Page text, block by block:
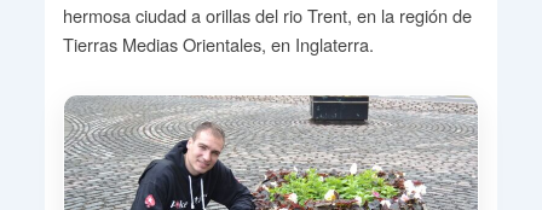
hermosa ciudad a orillas del rio Trent, en la región de
Tierras Medias Orientales, en Inglaterra.